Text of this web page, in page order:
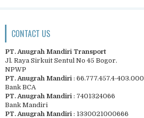
CONTACT US
PT. Anugrah Mandiri Transport
Jl. Raya Sirkuit Sentul No 45 Bogor.
NPWP
PT. Anugrah Mandiri : 66.777.457.4-403.000
Bank BCA
PT. Anugrah Mandiri : 7401324066
Bank Mandiri
PT. Anugrah Mandiri : 1330021000666